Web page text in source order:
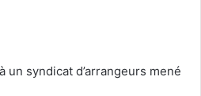
un syndicat d’arrangeurs mené